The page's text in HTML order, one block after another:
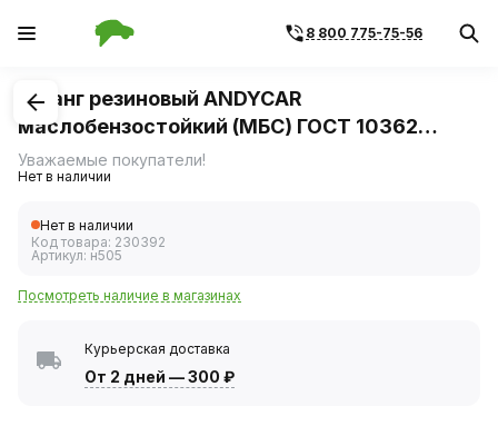
8 800 775-75-56
1/1
Шланг резиновый ANDYCAR
маслобензостойкий (МБС) ГОСТ 10362
размер 18*27мм-20 Атм, длина 5м
Уважаемые покупатели!
Нет в наличии
Нет в наличии
Код товара: 230392
Артикул: н505
Посмотреть наличие в магазинах
Курьерская доставка
От 2 дней —300 ₽